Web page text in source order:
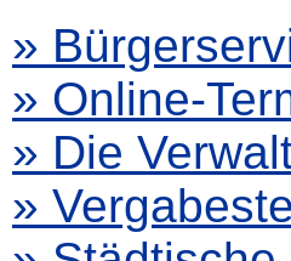
»
» Online-
» Die
»